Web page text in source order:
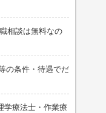
相談は無料なの
の条件・待遇でだ
学療法士・作業療